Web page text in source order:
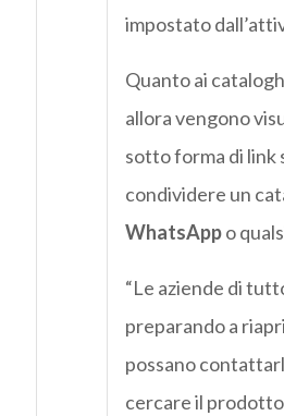
impostato
Quanto ai
allora vengono
sotto forma di link
condividere un
WhatsAppo
“Le aziende di
preparando a
possano
cercare il